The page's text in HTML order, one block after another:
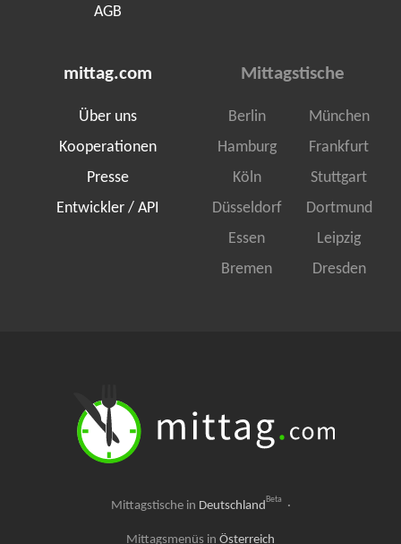
AGB
mittag.com
Über uns
Kooperationen
Presse
Entwickler / API
Mittagstische
Berlin
München
Hamburg
Frankfurt
Köln
Stuttgart
Düsseldorf
Dortmund
Essen
Leipzig
Bremen
Dresden
Mittagstische in DeutschlandBeta ·
Mittagsmenüs in Österreich